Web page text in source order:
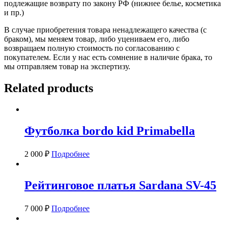
подлежащие возврату по закону РФ (нижнее белье, косметика
и пр.)
В случае приобретения товара ненадлежащего качества (с
браком), мы меняем товар, либо уцениваем его, либо
возвращаем полную стоимость по согласованию с
покупателем. Если у нас есть сомнение в наличие брака, то
мы отправляем товар на экспертизу.
Related products
Футболка bordo kid Primabella
2 000 ₽ Подробнее
Рейтинговое платья Sardana SV-45
7 000 ₽ Подробнее